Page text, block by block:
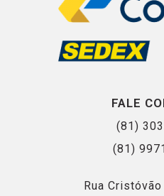
FALE
(81)
(81)
Rua